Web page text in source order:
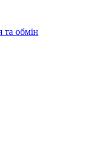
та обмін